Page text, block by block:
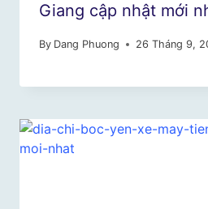
Giang cập nhật mới
By Dang Phuong 26 Tháng 9,